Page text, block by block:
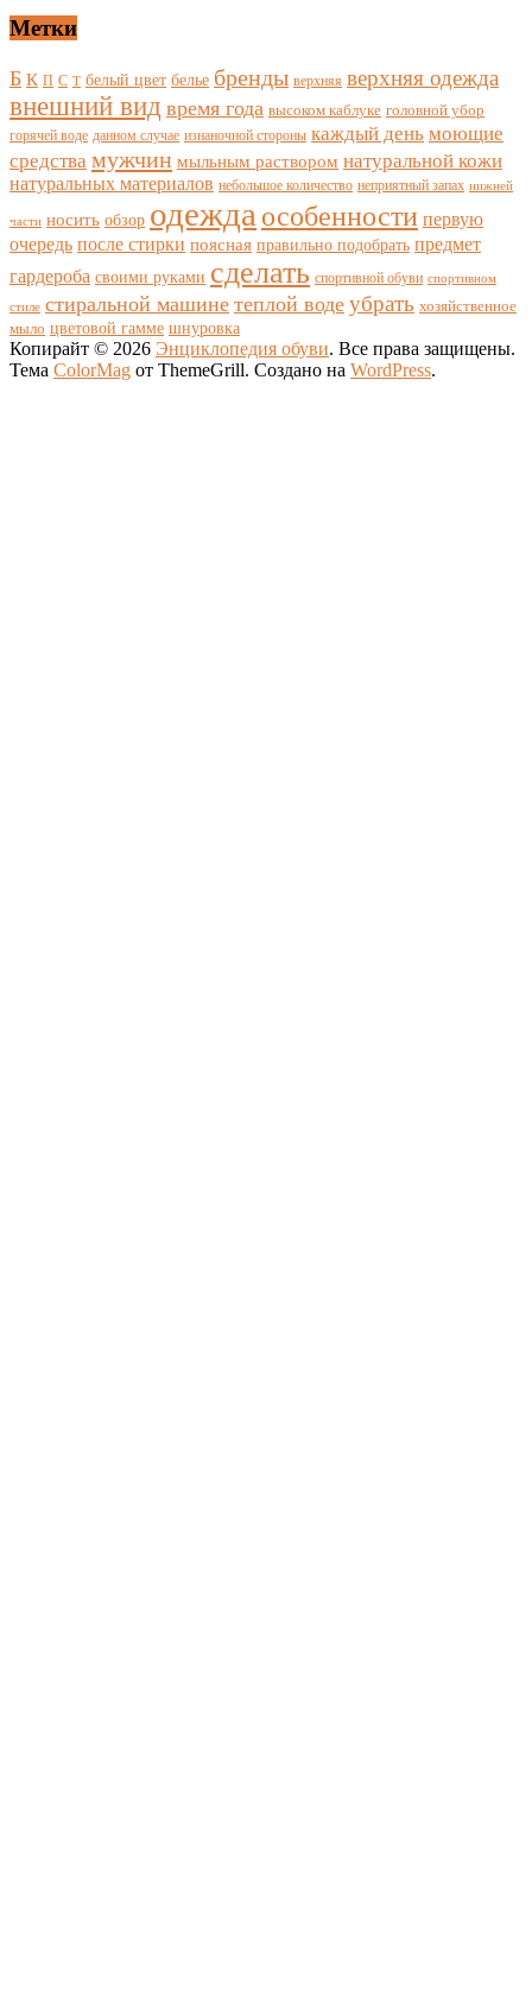
Метки
Б К П С Т белый цвет белье бренды верхняя верхняя одежда
внешний вид время года высоком каблуке головной убор
горячей воде данном случае изнаночной стороны каждый день моющие
средства мужчин мыльным раствором натуральной кожи
натуральных материалов небольшое количество неприятный запах нижней
части носить обзор одежда особенности первую
очередь после стирки поясная правильно подобрать предмет
гардероба своими руками сделать спортивной обуви спортивном
стиле стиральной машине теплой воде убрать хозяйственное
мыло цветовой гамме шнуровка
Копирайт © 2026 Энциклопедия обуви. Все права защищены.
Тема ColorMag от ThemeGrill. Создано на WordPress.